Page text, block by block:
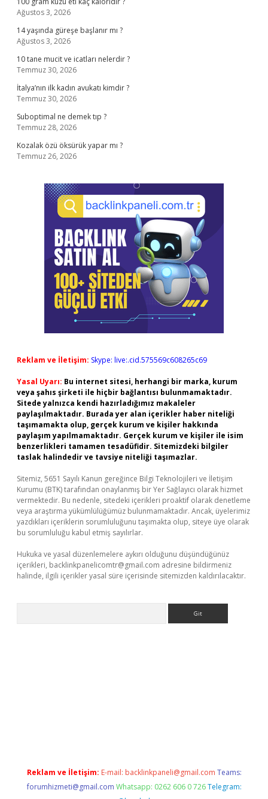
Ağustos 3, 2026
14 yaşında güreşe başlanır mı ?
Ağustos 3, 2026
10 tane mucit ve icatları nelerdir ?
Temmuz 30, 2026
İtalya’nın ilk kadın avukatı kimdir ?
Temmuz 30, 2026
Suboptimal ne demek tıp ?
Temmuz 28, 2026
Kozalak özü öksürük yapar mı ?
Temmuz 26, 2026
Reklam ve İletişim: Skype: live:.cid.575569c608265c69
Yasal Uyarı: Bu internet sitesi, herhangi bir marka, kurum
veya şahıs şirketi ile hiçbir bağlantısı bulunmamaktadır.
Sitede yalnızca kendi hazırladığımız makaleler
paylaşılmaktadır. Burada yer alan içerikler haber niteliği
taşımamakta olup, gerçek kurum ve kişiler hakkında
paylaşım yapılmamaktadır. Gerçek kurum ve kişiler ile isim
benzerlikleri tamamen tesadüfidir. Sitemizdeki bilgiler
taslak halindedir ve tavsiye niteliği taşımazlar.
Sitemiz, 5651 Sayılı Kanun gereğince Bilgi Teknolojileri ve İletişim
Kurumu (BTK) tarafından onaylanmış bir Yer Sağlayıcı olarak hizmet
vermektedir. Bu nedenle, sitedeki içerikleri proaktif olarak denetleme
veya araştırma yükümlülüğümüz bulunmamaktadır. Ancak, üyelerimiz
yazdıkları içeriklerin sorumluluğunu taşımakta olup, siteye üye olarak
bu sorumluluğu kabul etmiş sayılırlar.
Hukuka ve yasal düzenlemelere aykırı olduğunu düşündüğünüz
içerikleri, backlinkpanelicomtr@gmail.com adresine bildirmeniz
halinde, ilgili içerikler yasal süre içerisinde sitemizden kaldırılacaktır.
Reklam ve İletişim: E-mail: backlinkpaneli@gmail.com Teams:
forumhizmeti@gmail.com Whatsapp: 0262 606 0 726 Telegram: